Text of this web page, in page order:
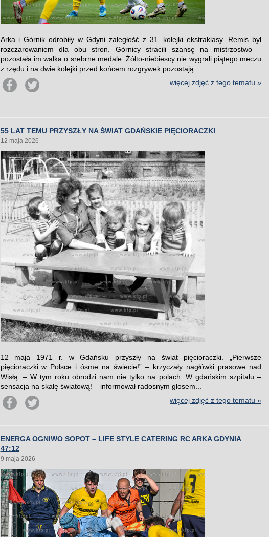
Arka i Górnik odrobiły w Gdyni zaległość z 31. kolejki ekstraklasy. Remis był
rozczarowaniem dla obu stron. Górnicy stracili szansę na mistrzostwo –
pozostała im walka o srebrne medale. Żółto-niebiescy nie wygrali piątego meczu
z rzędu i na dwie kolejki przed końcem rozgrywek pozostają...
więcej zdjęć z tego tematu »
55 LAT TEMU PRZYSZŁY NA ŚWIAT GDAŃSKIE PIĘCIORACZKI
12 maja 2026
12 maja 1971 r. w Gdańsku przyszły na świat pięcioraczki. „Pierwsze
pięcioraczki w Polsce i ósme na świecie!” – krzyczały nagłówki prasowe nad
Wisłą. – W tym roku obrodzi nam nie tylko na polach. W gdańskim szpitalu –
sensacja na skalę światową! – informował radosnym głosem...
więcej zdjęć z tego tematu »
ENERGA OGNIWO SOPOT – LIFE STYLE CATERING RC ARKA GDYNIA
47:12
9 maja 2026